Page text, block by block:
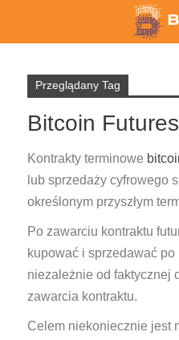
Przeglądany Tag
Bitcoin Futures
Kontrakty terminowe
lub sprzedaży cyfrowego
określonym przyszłym
Po zawarciu kontraktu
kupować i sprzedawać
niezależnie od faktycznej
zawarcia kontraktu.
Celem niekoniecznie jest